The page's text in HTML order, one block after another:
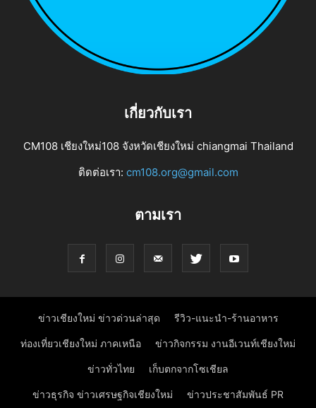
เกี่ยวกับเรา
CM108 เชียงใหม่108 จังหวัดเชียงใหม่ chiangmai Thailand
ติดต่อเรา: cm108.org@gmail.com
ตามเรา
ข่าวเชียงใหม่ ข่าวด่วนล่าสุด รีวิว-แนะนำ-ร้านอาหาร
ท่องเที่ยวเชียงใหม่ ภาคเหนือ ข่าวกิจกรรม งานอีเวนท์เชียงใหม่
ข่าวทั่วไทย เก็บตกจากโซเชียล
ข่าวธุรกิจ ข่าวเศรษฐกิจเชียงใหม่ ข่าวประชาสัมพันธ์ PR